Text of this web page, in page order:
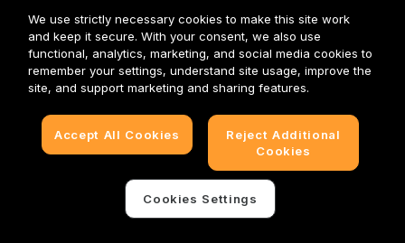
We use strictly necessary cookies to make this site work
and keep it secure. With your consent, we also use
functional, analytics, marketing, and social media cookies to
remember your settings, understand site usage, improve the
site, and support marketing and sharing features.
Accept All Cookies
Reject Additional
Cookies
Cookies Settings